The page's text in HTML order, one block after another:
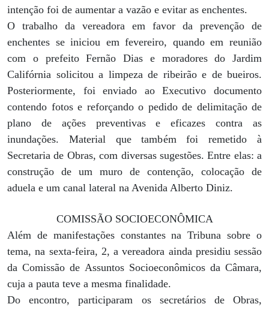
intenção foi de aumentar a vazão e evitar as enchentes.
O trabalho da vereadora em favor da prevenção de
enchentes se iniciou em fevereiro, quando em reunião
com o prefeito Fernão Dias e moradores do Jardim
Califórnia solicitou a limpeza de ribeirão e de bueiros.
Posteriormente, foi enviado ao Executivo documento
contendo fotos e reforçando o pedido de delimitação de
plano de ações preventivas e eficazes contra as
inundações. Material que também foi remetido à
Secretaria de Obras, com diversas sugestões. Entre elas: a
construção de um muro de contenção, colocação de
aduela e um canal lateral na Avenida Alberto Diniz.
COMISSÃO SOCIOECONÔMICA
Além de manifestações constantes na Tribuna sobre o
tema, na sexta-feira, 2, a vereadora ainda presidiu sessão
da Comissão de Assuntos Socioeconômicos da Câmara,
cuja a pauta teve a mesma finalidade.
Do encontro, participaram os secretários de Obras,